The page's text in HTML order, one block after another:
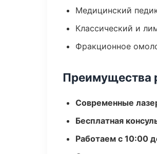
Медицинский
Классический и
Фракционное
Преимущества
Современные
Бесплатная
Работаем с 10:00